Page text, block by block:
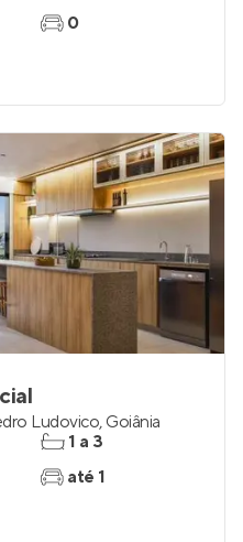
0
Ludovico, Goiânia
1 a 3
até 1